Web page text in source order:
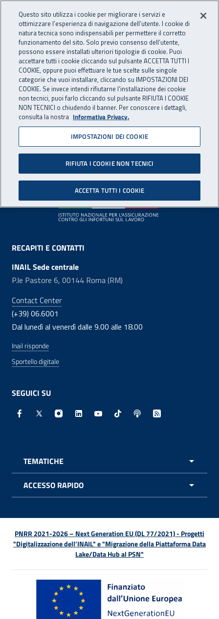
INAIL - Istituto Nazionale
Apri cerca
Navigazione principale
Pagina non disponibile
Il contenuto non è stato trovato. Per continuare la
navigazione è possibile ritornare alla
Footer
RECAPITI E CONTATTI
INAIL Sede centrale
P.le Pastore 6, 00144 Roma (RM)
Contact Center
(+39) 06.6001
Dal lunedì al venerdì dalle 9.00 alle 18.00
Inail risponde
Sportello digitale
SEGUICI SU
Facebook - Sito esterno - Apertura in nuova finestra
X - Sito esterno - Apertura in nuova finestra
Instagram - Sito esterno - Apertura in
Linkedin - Sito esterno - Apertura in
Youtube - Sito esterno -
TikTok - Sito esterno -
Spreaker - Sito
Feed RSS -
TEMATICHE
ACCESSO RAPIDO
PNRR 2021-2026 – Next Generation EU (DL 77/2021) - Progetti
"Digitalizzazione dell’INAIL" e "Migrazione della Piattaforma Data
Lake/Data Hub al PSN"
Questo sito utilizza i cookie per migliorare i servizi e
ottimizzare l’esperienza di navigazione dell’utente. I cookie di
natura tecnica sono indispensabili per permettere il corretto
funzionamento del sito. Solo previo consenso dell’utente,
possono essere installati ulteriori tipologie di cookie. Puoi
accettare tutti i cookie cliccando sul pulsante ACCETTA TUTTI I
COOKIE, oppure puoi effettuare le tue scelte sulle singole
categorie che vuoi installare, cliccando su IMPOSTAZIONI DEI
COOKIE. Se invece intendi rifiutarne l’installazione dei cookie
non tecnici, puoi farlo cliccando sul pulsante RIFIUTA I COOKIE
NON TECNICI o chiudendo il banner. Per conoscere i dettagli,
consulta la nostra Informativa Privacy.
IMPOSTAZIONI DEI COOKIE
RIFIUTA I COOKIE NON TECNICI
ACCETTA TUTTI I COOKIE